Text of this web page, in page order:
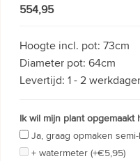
554,95
Hoogte incl. pot: 73cm
Diameter pot: 64cm
Levertijd: 1 - 2
Ik wil mijn plant opgemaakt
Ja, graag opmaken
+ watermeter (+€5,95)